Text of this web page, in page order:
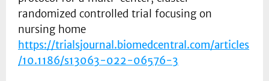
randomized controlled trial focusing on
nursing home
https://trialsjournal.biomedcentral.com/articles
/10.1186/s13063-022-06576-3